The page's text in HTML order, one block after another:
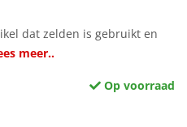
dat zelden is gebruikt en
meer..
Op voorraad